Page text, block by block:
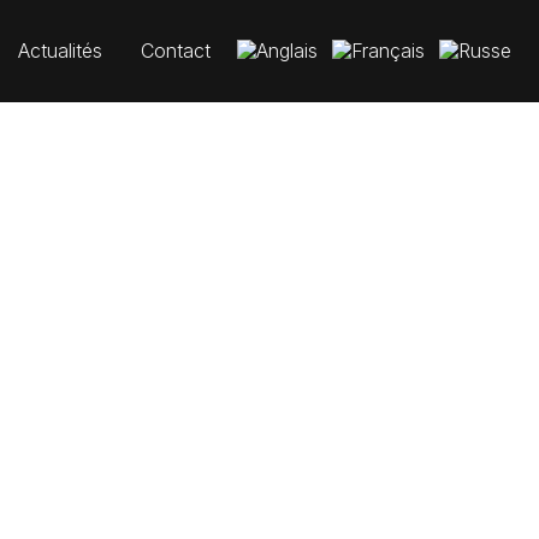
Actualités Contact